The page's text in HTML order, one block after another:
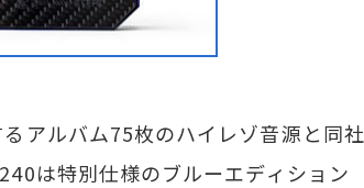
アルバム75枚のハイレゾ音源と同社
は特別仕様のブルーエディション